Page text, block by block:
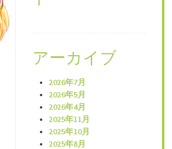
アーカイブ
2026年7月
2026年5月
2026年4月
2025年11月
2025年10月
2025年8月